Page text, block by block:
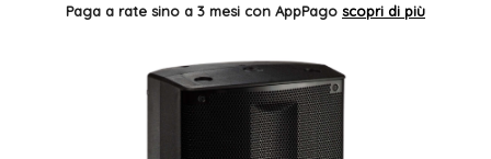
Paga a rate sino a 3 mesi con AppPago scopri di più